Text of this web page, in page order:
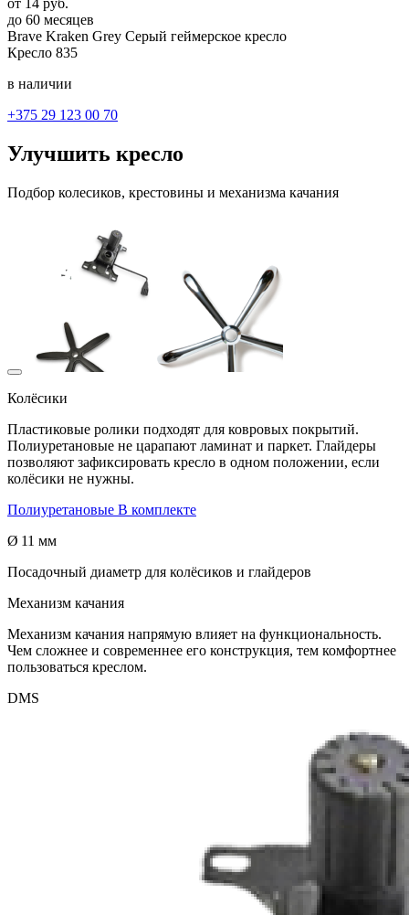
до 60 месяцев
Brave Kraken Grey Серый геймерское кресло
Кресло 835
в наличии
+375 29 123 00 70
Улучшить кресло
Подбор колесиков, крестовины и механизма качания
Колёсики
Пластиковые ролики подходят для ковровых покрытий.
Полиуретановые не царапают ламинат и паркет. Глайдеры
позволяют зафиксировать кресло в одном положении, если
колёсики не нужны.
Полиуретановые В комплекте
Ø 11 мм
Посадочный диаметр для колёсиков и глайдеров
Механизм качания
Механизм качания напрямую влияет на функциональность.
Чем сложнее и современнее его конструкция, тем комфортнее
пользоваться креслом.
DMS